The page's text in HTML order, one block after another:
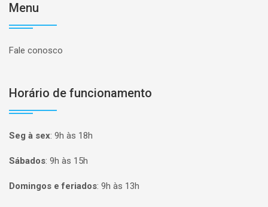
Menu
Fale conosco
Horário de funcionamento
Seg à sex: 9h às 18h
Sábados: 9h às 15h
Domingos e feriados: 9h às 13h